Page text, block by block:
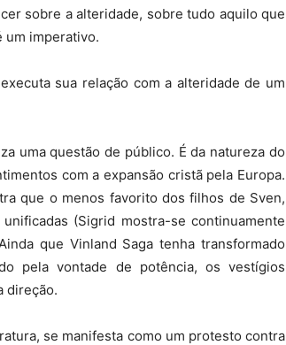
sobre a alteridade, sobre tudo aquilo que
um imperativo.
sua relação com a alteridade de um
uma questão de público. É da natureza do
com a expansão cristã pela Europa.
que o menos favorito dos filhos de Sven,
(Sigrid mostra-se continuamente
que Vinland Saga tenha transformado
pela vontade de potência, os vestígios
direção.
se manifesta como um protesto contra